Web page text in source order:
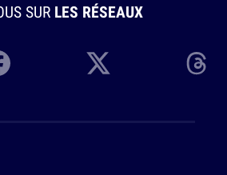
SUR LES RÉSEAUX